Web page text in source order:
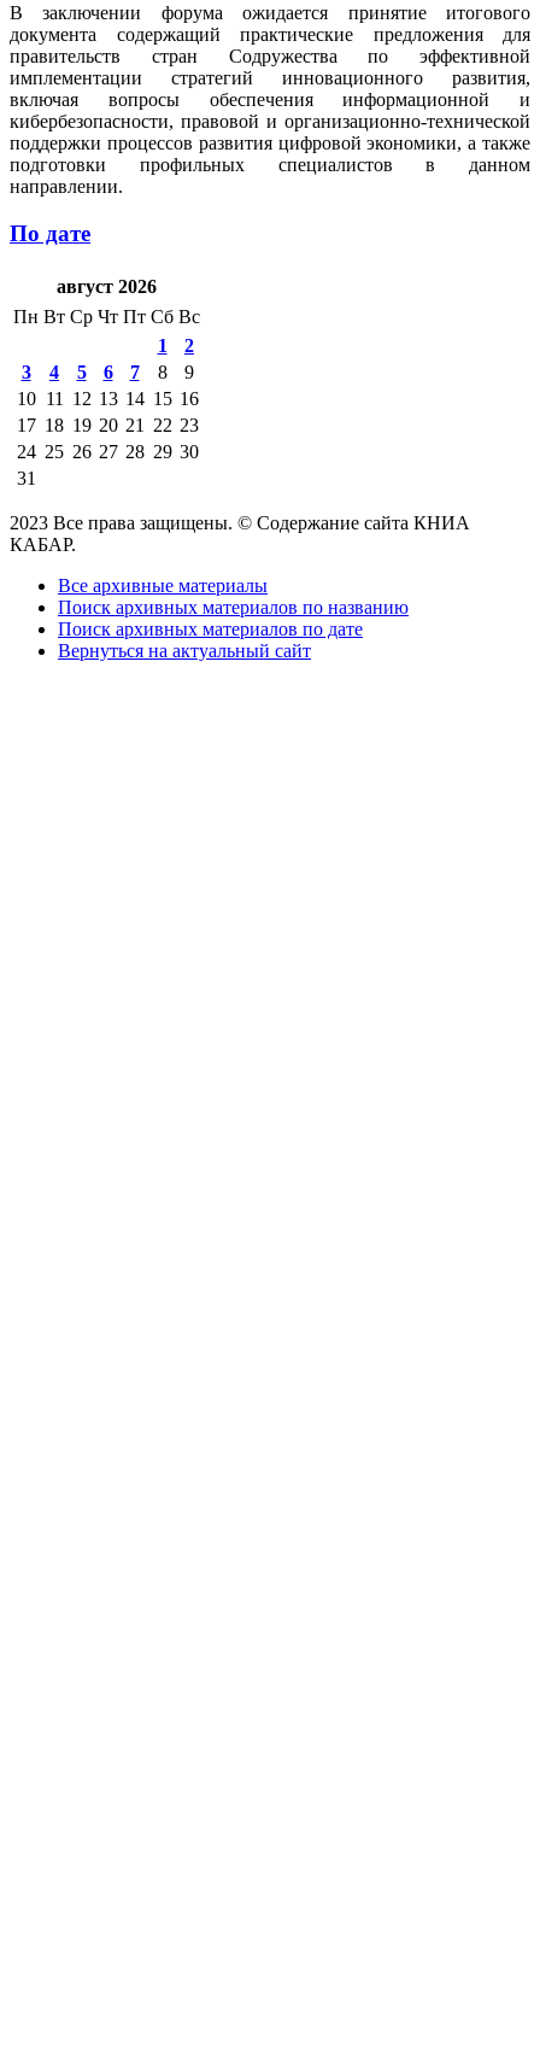
В заключении форума ожидается принятие итогового
документа содержащий практические предложения для
правительств стран Содружества по эффективной
имплементации стратегий инновационного развития,
включая вопросы обеспечения информационной и
кибербезопасности, правовой и организационно-технической
поддержки процессов развития цифровой экономики, а также
подготовки профильных специалистов в данном
направлении.
По дате
август 2026
Пн Вт Ср Чт Пт Сб Вс
1
2
3
4 5 6 7 8
9
10 11 12 13 14 15 16
17 18 19 20 21 22 23
24 25 26 27 28 29 30
31
2023 Все права защищены. © Содержание сайта КНИА
КАБАР.
Все архивные материалы
Поиск архивных материалов по названию
Поиск архивных материалов по дате
Вернуться на актуальный сайт